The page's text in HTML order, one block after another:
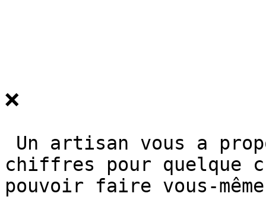
❌
chiffres pour quelque
pouvoir faire vous-même